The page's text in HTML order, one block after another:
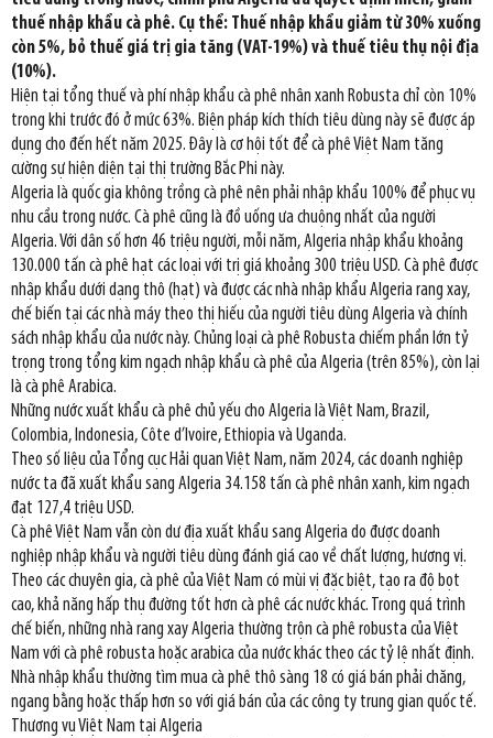
thuế nhập khẩu cà phê. Cụ thể: Thuế nhập khẩu giảm từ 30% xuống
còn 5%, bỏ thuế giá trị gia tăng (VAT-19%) và thuế tiêu thụ nội địa
(10%).
Hiện tại tổng thuế và phí nhập khẩu cà phê nhân xanh Robusta chỉ còn 10%
trong khi trước đó ở mức 63%. Biện pháp kích thích tiêu dùng này sẽ được áp
dụng cho đến hết năm 2025. Đây là cơ hội tốt để cà phê Việt Nam tăng
cường sự hiện diện tại thị trường Bắc Phi này.
Algeria là quốc gia không trồng cà phê nên phải nhập khẩu 100% để phục vụ
nhu cầu trong nước. Cà phê cũng là đồ uống ưa chuộng nhất của người
Algeria. Với dân số hơn 46 triệu người, mỗi năm, Algeria nhập khẩu khoảng
130.000 tấn cà phê hạt các loại với trị giá khoảng 300 triệu USD. Cà phê được
nhập khẩu dưới dạng thô (hạt) và được các nhà nhập khẩu Algeria rang xay,
chế biến tại các nhà máy theo thị hiếu của người tiêu dùng Algeria và chính
sách nhập khẩu của nước này. Chủng loại cà phê Robusta chiếm phần lớn tỷ
trọng trong tổng kim ngạch nhập khẩu cà phê của Algeria (trên 85%), còn lại
là cà phê Arabica.
Những nước xuất khẩu cà phê chủ yếu cho Algeria là Việt Nam, Brazil,
Colombia, Indonesia, Côte d’Ivoire, Ethiopia và Uganda.
Theo số liệu của Tổng cục Hải quan Việt Nam, năm 2024, các doanh nghiệp
nước ta đã xuất khẩu sang Algeria 34.158 tấn cà phê nhân xanh, kim ngạch
đạt 127,4 triệu USD.
Cà phê Việt Nam vẫn còn dư địa xuất khẩu sang Algeria do được doanh
nghiệp nhập khẩu và người tiêu dùng đánh giá cao về chất lượng, hương vị.
Theo các chuyên gia, cà phê của Việt Nam có mùi vị đặc biệt, tạo ra độ bọt
cao, khả năng hấp thụ đường tốt hơn cà phê các nước khác. Trong quá trình
chế biến, những nhà rang xay Algeria thường trộn cà phê robusta của Việt
Nam với cà phê robusta hoặc arabica của nước khác theo các tỷ lệ nhất định.
Nhà nhập khẩu thường tìm mua cà phê thô sàng 18 có giá bán phải chăng,
ngang bằng hoặc thấp hơn so với giá bán của các công ty trung gian quốc tế.
Thương vụ Việt Nam tại Algeria